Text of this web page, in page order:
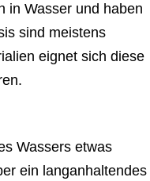
in Wasser und haben
sind meistens
eignet sich diese
Wassers etwas
ein langanhaltendes